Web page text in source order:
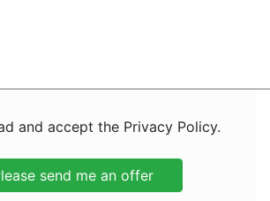
and accept the Privacy Policy.